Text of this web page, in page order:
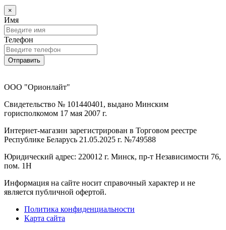
×
Имя
Телефон
Отправить
ООО "Орионлайт"
Свидетельство № 101440401, выдано Минским
горисполкомом 17 мая 2007 г.
Интернет-магазин зарегистрирован в Торговом реестре
Республике Беларусь 21.05.2025 г. №749588
Юридический адрес: 220012 г. Минск, пр-т Независимости 76,
пом. 1Н
Информация на сайте носит справочный характер и не
является публичной офертой.
Политика конфиденциальности
Карта сайта